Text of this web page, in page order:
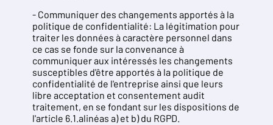
- Communiquer des changements apportés à la
politique de confidentialité: La légitimation pour
traiter les données à caractère personnel dans
ce cas se fonde sur la convenance à
communiquer aux intéressés les changements
susceptibles d'être apportés à la politique de
confidentialité de l'entreprise ainsi que leurs
libre acceptation et consentement audit
traitement, en se fondant sur les dispositions de
l'article 6.1.alinéas a) et b) du RGPD.